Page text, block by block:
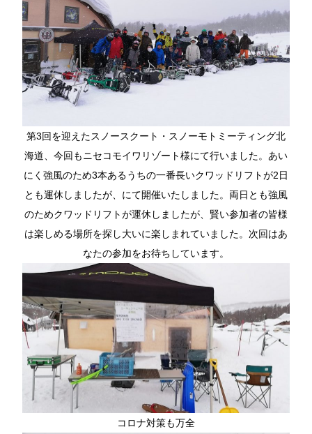
第3回を迎えたスノースクート・スノーモトミーティング北
海道、今回もニセコモイワリゾート様にて行いました。あい
にく強風のため3本あるうちの一番長いクワッドリフトが2日
とも運休しましたが、にて開催いたしました。両日とも強風
のためクワッドリフトが運休しましたが、賢い参加者の皆様
は楽しめる場所を探し大いに楽しまれていました。次回はあ
なたの参加をお待ちしています。
コロナ対策も万全